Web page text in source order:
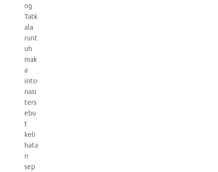
ng.
Tatk
ala
runt
uh
mak
a
into
nasi
ters
ebu
t
keli
hata
n
sep